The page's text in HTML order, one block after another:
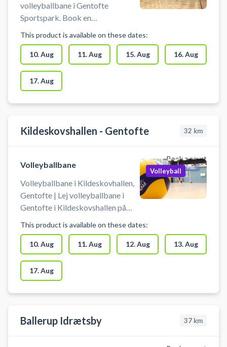
volleyballbane i Gentofte
Sportspark. Book en
Gentofte på en volley
træningsbane som kan benyttes til
ekstra træning, talent træning
eller kammeratlig sportslig hygge.
Du booker for min. 2 personer og
max 16 personer pr. bane. Der kan
hinanden.
This product is available on these dates:
10. Aug 11. Aug 15. Aug 16. Aug
17. Aug
Kildeskovshallen - Gentofte 32 km
Book a court
Volleyballbane
Volleyballbane i Kildeskovhallen,
Gentofte | Lej volleyballbane i
Gentofte i Kildeskovshallen på
Book volleyballbanen i
Kildeskovshallen og spil volleyball
i Gentofte. Du booker en af
Kildeskovshallens volleybaner.
Der er volleyballnet og
omklædning til rådighed i
volleyball.
Volleyball
This product is available on these dates:
10. Aug 11. Aug 12. Aug 13. Aug
17. Aug
Ballerup Idrætsby 37 km